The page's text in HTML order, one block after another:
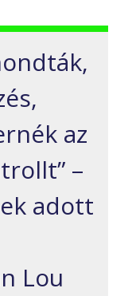
az
–
adott
Lou